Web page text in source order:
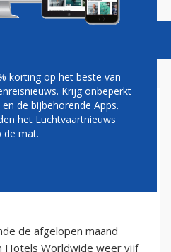
ZEVEN
IN
de afgelopen maand
Hotels Worldwide weer vijf
korting op het beste van
Krijg onbeperkt
de bijbehorende Apps.
het Luchtvaartnieuws
de mat.